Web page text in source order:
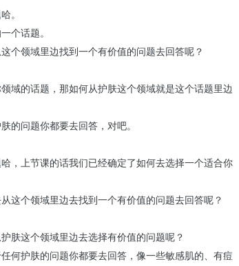
。
个话题。
个领域里边找到一个有价值的问题去回答呢？
域的话题，那如何从护肤这个领域就是这个话题里边
的问题你都要去回答，对吧。
，上节课的话我们已经确定了如何去选择一个适合你
这个领域里边去找到一个有价值的问题去回答呢？
肤这个领域里边去选择有价值的问题呢？
何护肤的问题你都要去回答，像一些敏感肌的、有痘